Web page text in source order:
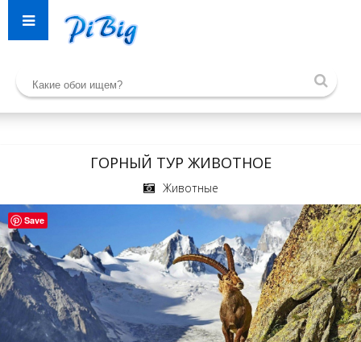
ГОРНЫЙ ТУР ЖИВОТНОЕ
Животные
Save